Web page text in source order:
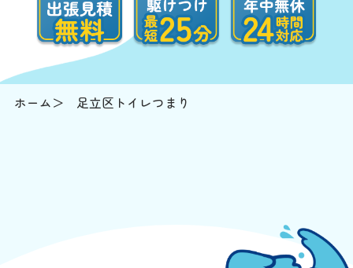
ホーム 足立区トイレつまり